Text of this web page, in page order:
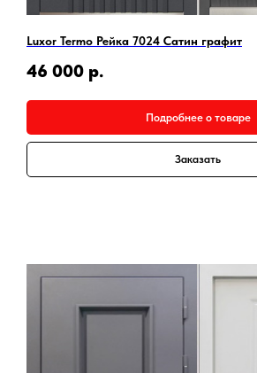
Luxor Termo Рейка 7024 Сатин графит
46 000 р.
Подробнее о товаре
Заказать